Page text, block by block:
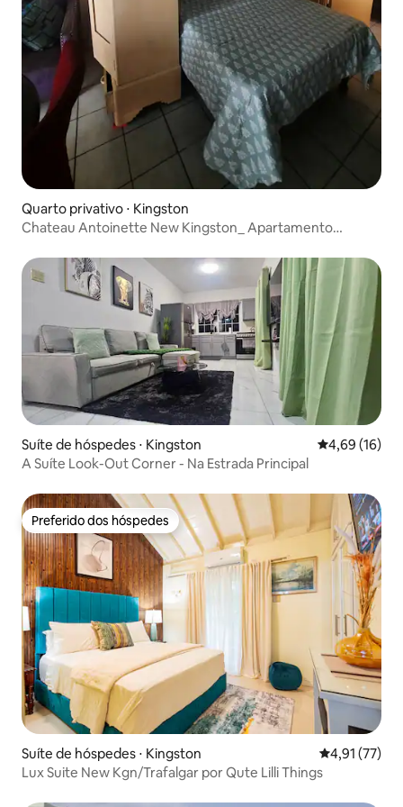
Quarto privativo ⋅ Kingston
Chateau Antoinette New Kingston_ Apartamento
Suíte de hóspedes ⋅ Kingston 4,69 de uma
4,69 (16)
A Suíte Look-Out Corner - Na Estrada Principal
Preferido dos hóspedes
Preferido dos hóspedes
Suíte de hóspedes ⋅ Kingston 4,91 de uma
4,91 (77)
Lux Suite New Kgn/Trafalgar por Qute Lilli Things